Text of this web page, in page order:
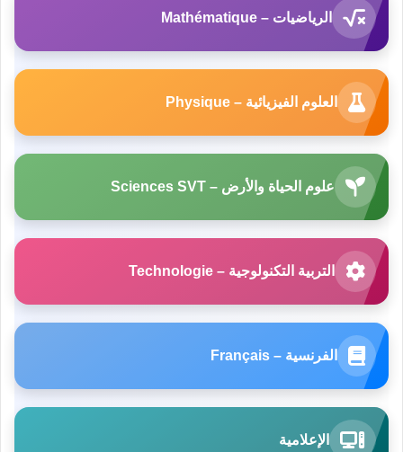
الرياضيات – Mathématique
العلوم الفيزيائية – Physique
علوم الحياة والأرض – Sciences SVT
التربية التكنولوجية – Technologie
الفرنسية – Français
الإعلامية